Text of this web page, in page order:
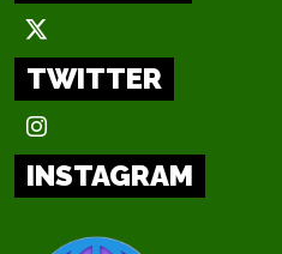
TWITTER
INSTAGRAM